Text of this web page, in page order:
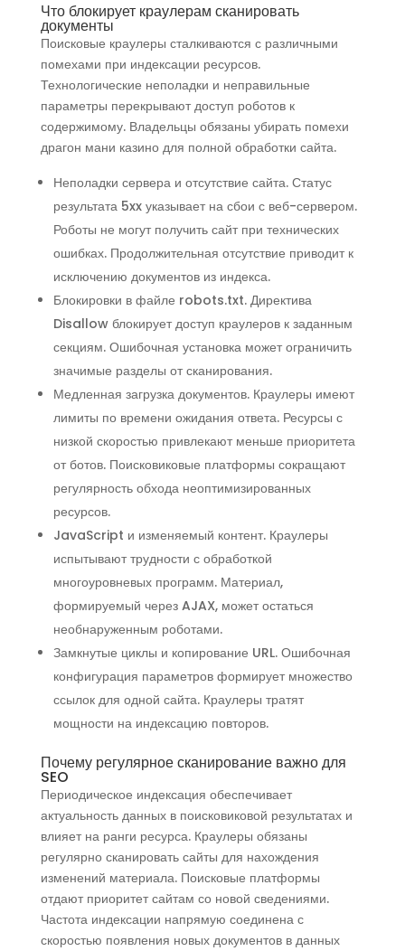
Что блокирует краулерам сканировать
документы
Поисковые краулеры сталкиваются с различными
помехами при индексации ресурсов.
Технологические неполадки и неправильные
параметры перекрывают доступ роботов к
содержимому. Владельцы обязаны убирать помехи
драгон мани казино для полной обработки сайта.
Неполадки сервера и отсутствие сайта. Статус
результата 5xx указывает на сбои с веб-сервером.
Роботы не могут получить сайт при технических
ошибках. Продолжительная отсутствие приводит к
исключению документов из индекса.
Блокировки в файле robots.txt. Директива
Disallow блокирует доступ краулеров к заданным
секциям. Ошибочная установка может ограничить
значимые разделы от сканирования.
Медленная загрузка документов. Краулеры имеют
лимиты по времени ожидания ответа. Ресурсы с
низкой скоростью привлекают меньше приоритета
от ботов. Поисковиковые платформы сокращают
регулярность обхода неоптимизированных
ресурсов.
JavaScript и изменяемый контент. Краулеры
испытывают трудности с обработкой
многоуровневых программ. Материал,
формируемый через AJAX, может остаться
необнаруженным роботами.
Замкнутые циклы и копирование URL. Ошибочная
конфигурация параметров формирует множество
ссылок для одной сайта. Краулеры тратят
мощности на индексацию повторов.
Почему регулярное сканирование важно для
SEO
Периодическое индексация обеспечивает
актуальность данных в поисковиковой результатах и
влияет на ранги ресурса. Краулеры обязаны
регулярно сканировать сайты для нахождения
изменений материала. Поисковые платформы
отдают приоритет сайтам со новой сведениями.
Частота индексации напрямую соединена с
скоростью появления новых документов в данных